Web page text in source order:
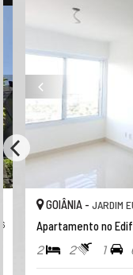
GOIÂNIA -
Apartamento
2 1